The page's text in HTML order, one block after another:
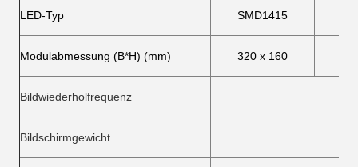
LED-Typ SMD1415
Modulabmessung (B*H) (mm) 320 x 160
Bildwiederholfrequenz
Bildschirmgewicht